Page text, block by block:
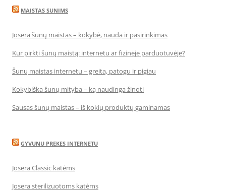
MAISTAS SUNIMS
Josera šunų maistas – kokybė, nauda ir pasirinkimas
Kur pirkti šunų maistą: internetu ar fizinėje parduotuvėje?
Šunų maistas internetu – greita, patogu ir pigiau
Kokybiška šunų mityba – ką naudinga žinoti
Sausas šunų maistas – iš kokių produktų gaminamas
GYVUNU PREKES INTERNETU
Josera Classic katėms
Josera sterilizuotoms katėms